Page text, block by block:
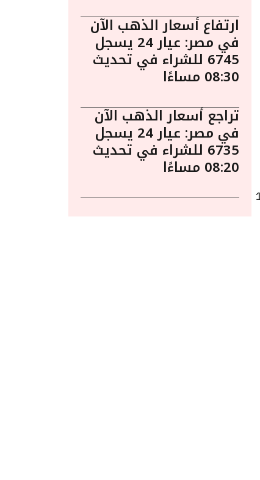
الدولي حيث صعد سعر اليورو بمقدار 1
ارتفاع أسعار الذهب الآن
في مصر: عيار 24 يسجل
6745 للشراء في تحديث
08:30 مساءًا
تراجع أسعار الذهب الآن
في مصر: عيار 24 يسجل
6735 للشراء في تحديث
08:20 مساءًا